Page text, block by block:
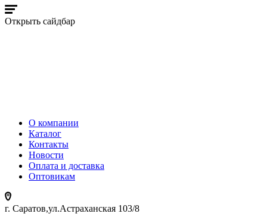
Открыть сайдбар
О компании
Каталог
Контакты
Новости
Оплата и доставка
Оптовикам
г. Саратов,ул.Астраханская 103/8